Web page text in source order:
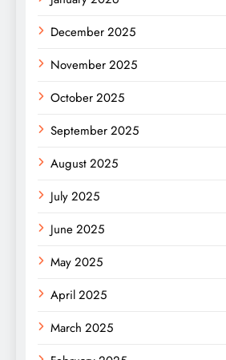
December 2025
November 2025
October 2025
September 2025
August 2025
July 2025
June 2025
May 2025
April 2025
March 2025